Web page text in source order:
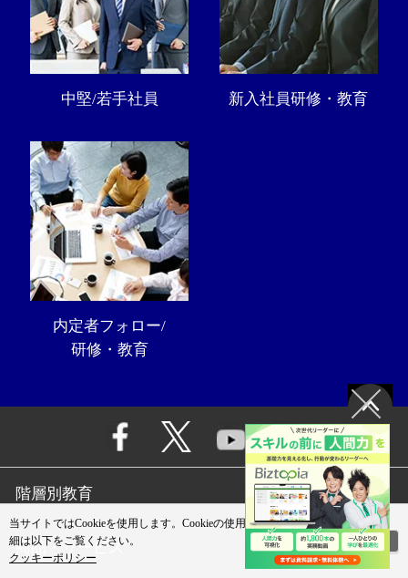
中堅/若手社員 新入社員研修・教育
内定者フォロー/
研修・教育
階層別教育
商品・サービス
当サイトではCookieを使用します。Cookieの使用に関する詳
細は以下をご覧ください。
クッキーポリシー
閉じる